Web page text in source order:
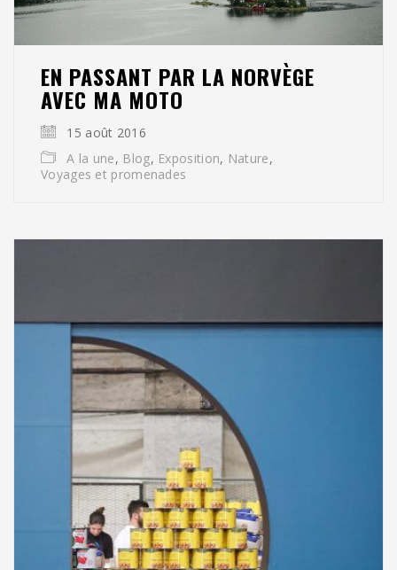
EN PASSANT PAR LA NORVÈGE
AVEC MA MOTO
15 août 2016
A la une, Blog, Exposition, Nature,
Voyages et promenades